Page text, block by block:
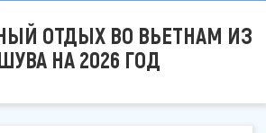
ОТДЫХ ВО ВЬЕТНАМ ИЗ
НА 2026 ГОД